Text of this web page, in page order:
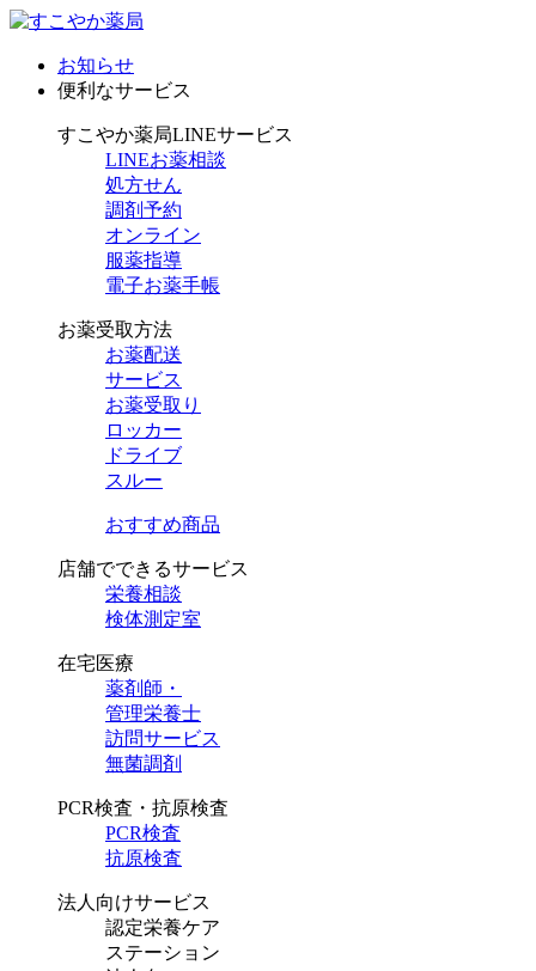
お知らせ
便利なサービス
すこやか薬局LINEサービス
LINEお薬相談
処方せん
調剤予約
オンライン
服薬指導
電子お薬手帳
お薬受取方法
お薬配送
サービス
お薬受取り
ロッカー
ドライブ
スルー
おすすめ商品
店舗でできるサービス
栄養相談
検体測定室
在宅医療
薬剤師・
管理栄養士
訪問サービス
無菌調剤
PCR検査・抗原検査
PCR検査
抗原検査
法人向けサービス
認定栄養ケア
ステーション